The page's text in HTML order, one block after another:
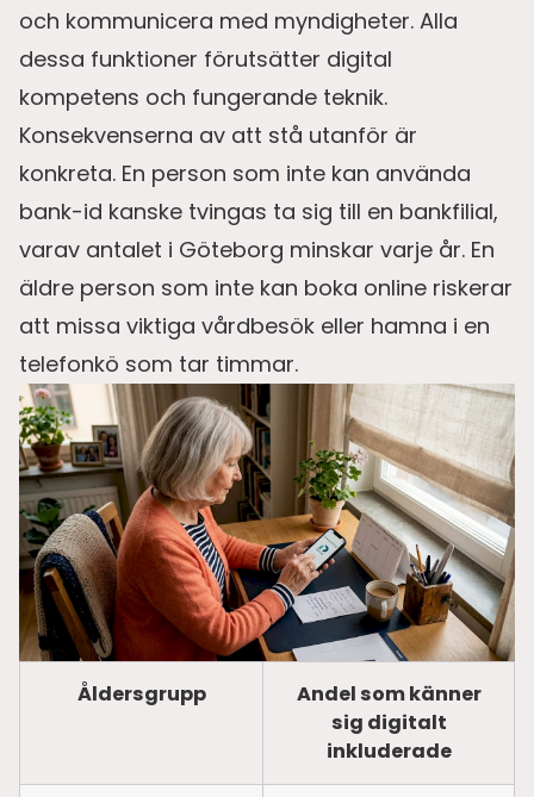
och kommunicera med myndigheter. Alla
dessa funktioner förutsätter digital
kompetens och fungerande teknik.
Konsekvenserna av att stå utanför är
konkreta. En person som inte kan använda
bank-id kanske tvingas ta sig till en bankfilial,
varav antalet i Göteborg minskar varje år. En
äldre person som inte kan boka online riskerar
att missa viktiga vårdbesök eller hamna i en
telefonkö som tar timmar.
Åldersgrupp
Andel som känner
sig digitalt
inkluderade